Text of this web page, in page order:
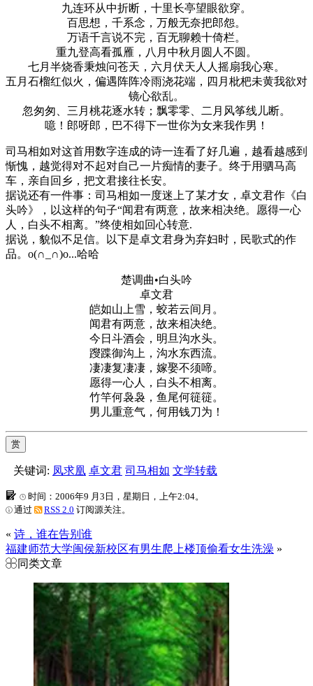
九连环从中折断，十里长亭望眼欲穿。
百思想，千系念，万般无奈把郎怨。
万语千言说不完，百无聊赖十倚栏。
重九登高看孤雁，八月中秋月圆人不圆。
七月半烧香秉烛问苍天，六月伏天人人摇扇我心寒。
五月石榴红似火，偏遇阵阵冷雨浇花端，四月枇杷未黄我欲对
镜心欲乱。
忽匆匆、三月桃花逐水转；飘零零、二月风筝线儿断。
噫！郎呀郎，巴不得下一世你为女来我作男！
司马相如对这首用数字连成的诗一连看了好几遍，越看越感到
惭愧，越觉得对不起对自己一片痴情的妻子。终于用驷马高
车，亲自回乡，把文君接往长安。
据说还有一件事：司马相如一度迷上了某才女，卓文君作《白
头吟》，以这样的句子“闻君有两意，故来相决绝。愿得一心
人，白头不相离。”终使相如回心转意.
据说，貌似不足信。以下是卓文君身为弃妇时，民歌式的作
品。o(∩_∩)o...哈哈
楚调曲•白头吟
卓文君
皑如山上雪，蛟若云间月。
闻君有两意，故来相决绝。
今日斗酒会，明旦沟水头。
躞蹀御沟上，沟水东西流。
凄凄复凄凄，嫁娶不须啼。
愿得一心人，白头不相离。
竹竿何袅袅，鱼尾何簁簁。
男儿重意气，何用钱刀为！
赏
关键词: 凤求凰 卓文君 司马相如 文学转载
时间：2006年9 月3日，星期日，上午2:04。
通过
RSS 2.0 订阅源关注。
« 诗，谁在告别谁
福建师范大学闽侯新校区有男生爬上楼顶偷看女生洗澡 »
同类文章